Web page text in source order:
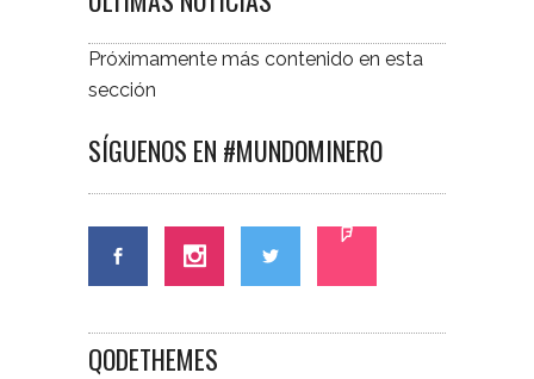
Próximamente más contenido en esta
sección
SÍGUENOS EN #MUNDOMINERO
QODETHEMES